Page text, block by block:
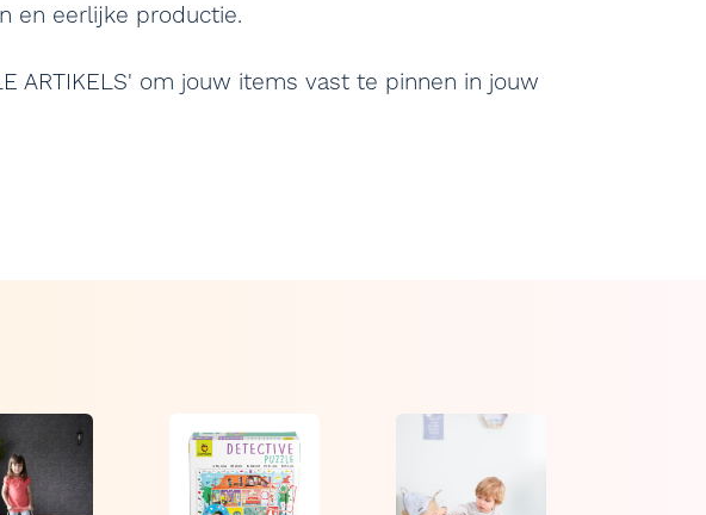
en eerlijke productie.
ARTIKELS' om jouw items vast te pinnen in jouw